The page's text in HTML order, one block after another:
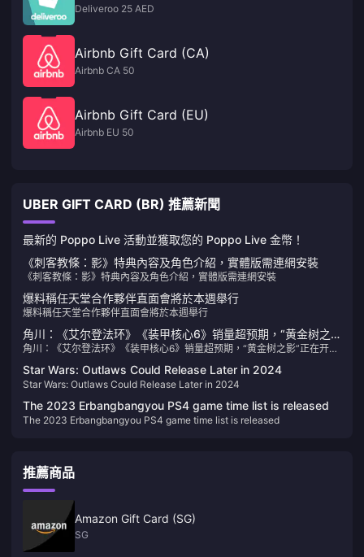
Deliveroo 25 AED
Airbnb Gift Card (CA)
Airbnb CA 50
Airbnb Gift Card (EU)
Airbnb EU 50
UBER GIFT CARD (BR) 推薦新聞
最新的 Poppo Live 活動並獲取您的 Poppo Live 金幣！
《刺客教條：影》特典內容及角色介紹，實體版需連網安裝
《刺客教條：影》特典內容及角色介紹，實體版需連網安裝
爆料稱任天堂合作夥伴直面會將於本週舉行
爆料稱任天堂合作夥伴直面會將於本週舉行
角川：《艾尔登法环》《装甲核心6》销量超预期，“黄金树之
影”正在开发中
角川：《艾尔登法环》《装甲核心6》销量超预期，“黄金树之影”正在开发
Star Wars: Outlaws Could Release Later in 2024
Star Wars: Outlaws Could Release Later in 2024
The 2023 Erbangbangyou PS4 game time list is released
The 2023 Erbangbangyou PS4 game time list is released
推薦商品
Amazon Gift Card (SG)
SG